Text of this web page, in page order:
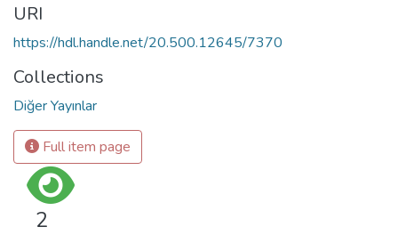
URI
https://hdl.handle.net/20.500.12645/7370
Collections
Diğer Yayınlar
Full item page
2